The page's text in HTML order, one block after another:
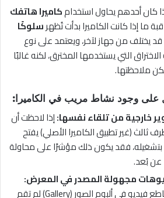
كان أحدهم يحاول استخدامكاميرا هاتفك
ما إذا كانت الكاميرا بدأت تُظهرسلوكًا
يختلف من جهاز لآخر، ويعتمد على نوع
التي يستخدمها المخترق، لكنه غالبًا
ملاحظتها.
على وجود نشاط مريب في الكاميرا:
خارجية من تلقاء نفسها:إذا لاحظت أن
ثالث (غير تطبيق الكاميرا الأصلي) يفتح
فقد يكون ذلك مؤشرًا على محاولة
عن بُعد.
مجهولة المصدر في المعرض:
اكتشاف صور أو مقاطع فيديو في ألبوم الصور (Gallery) لم تقم